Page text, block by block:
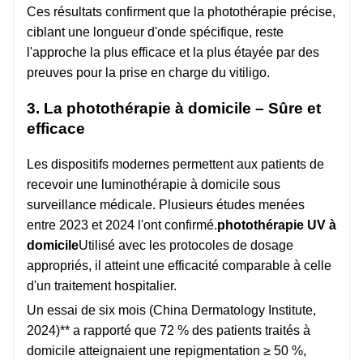
Ces résultats confirment que la photothérapie précise,
ciblant une longueur d'onde spécifique, reste
l'approche la plus efficace et la plus étayée par des
preuves pour la prise en charge du vitiligo.
3. La photothérapie à domicile – Sûre et
efficace
Les dispositifs modernes permettent aux patients de
recevoir une luminothérapie à domicile sous
surveillance médicale. Plusieurs études menées
entre 2023 et 2024 l'ont confirmé.photothérapie UV à
domicileUtilisé avec les protocoles de dosage
appropriés, il atteint une efficacité comparable à celle
d'un traitement hospitalier.
Un essai de six mois (China Dermatology Institute,
2024)** a rapporté que 72 % des patients traités à
domicile atteignaient une repigmentation ≥ 50 %,